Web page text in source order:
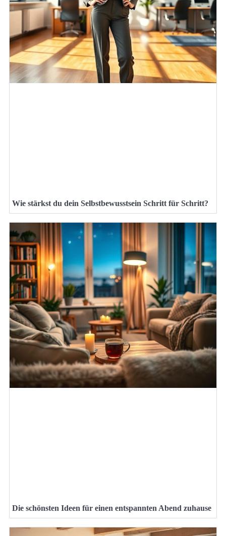
Wie stärkst du dein Selbstbewusstsein Schritt für Schritt?
Die schönsten Ideen für einen entspannten Abend zuhause